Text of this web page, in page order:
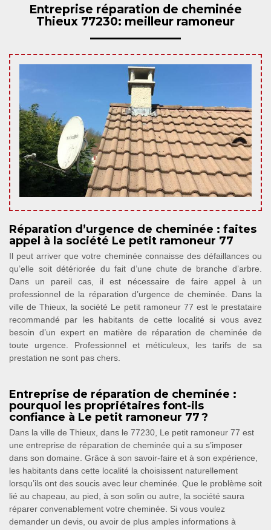
Entreprise réparation de cheminée
Thieux 77230: meilleur ramoneur
Réparation d’urgence de cheminée : faites
appel à la société Le petit ramoneur 77
Il peut arriver que votre cheminée connaisse des défaillances ou
qu’elle soit détériorée du fait d’une chute de branche d’arbre.
Dans un pareil cas, il est nécessaire de faire appel à un
professionnel de la réparation d’urgence de cheminée. Dans la
ville de Thieux, la société Le petit ramoneur 77 est le prestataire
recommandé par les habitants de cette localité si vous avez
besoin d’un expert en matière de réparation de cheminée de
toute urgence. Professionnel et méticuleux, les tarifs de sa
prestation ne sont pas chers.
Entreprise de réparation de cheminée :
pourquoi les propriétaires font-ils
confiance à Le petit ramoneur 77 ?
Dans la ville de Thieux, dans le 77230, Le petit ramoneur 77 est
une entreprise de réparation de cheminée qui a su s’imposer
dans son domaine. Grâce à son savoir-faire et à son expérience,
les habitants dans cette localité la choisissent naturellement
lorsqu’ils ont des soucis avec leur cheminée. Que le problème soit
lié au chapeau, au pied, à son solin ou autre, la société saura
réparer convenablement votre cheminée. Si vous voulez
demander un devis, ou avoir de plus amples informations à